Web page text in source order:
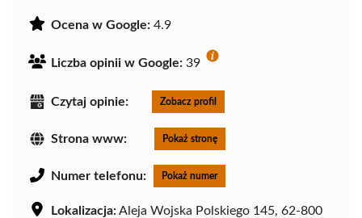
Ocena w Google: 4.9
Liczba opinii w Google: 39
Czytaj opinie: Zobacz profil
Strona www: Pokaż stronę
Numer telefonu: Pokaż numer
Lokalizacja:Aleja Wojska Polskiego 145, 62-800